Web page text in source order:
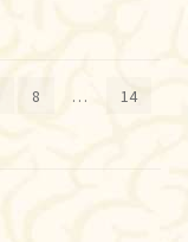
8 …
14